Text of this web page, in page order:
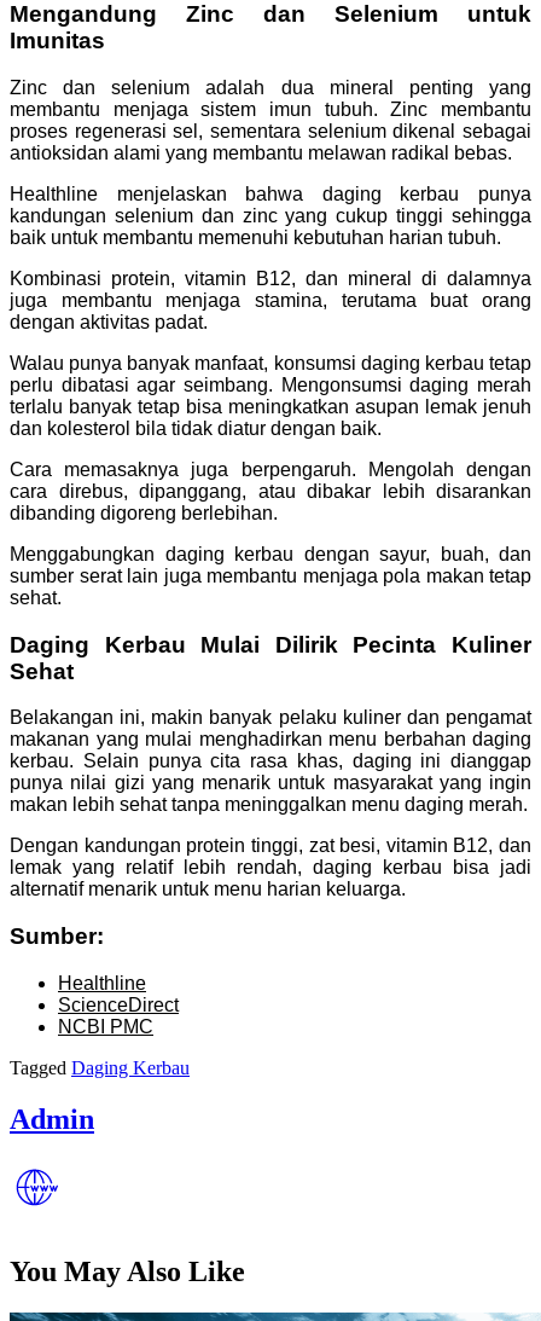
Mengandung Zinc dan Selenium untuk
Imunitas
Zinc dan selenium adalah dua mineral penting yang
membantu menjaga sistem imun tubuh. Zinc membantu
proses regenerasi sel, sementara selenium dikenal sebagai
antioksidan alami yang membantu melawan radikal bebas.
Healthline menjelaskan bahwa daging kerbau punya
kandungan selenium dan zinc yang cukup tinggi sehingga
baik untuk membantu memenuhi kebutuhan harian tubuh.
Kombinasi protein, vitamin B12, dan mineral di dalamnya
juga membantu menjaga stamina, terutama buat orang
dengan aktivitas padat.
Walau punya banyak manfaat, konsumsi daging kerbau tetap
perlu dibatasi agar seimbang. Mengonsumsi daging merah
terlalu banyak tetap bisa meningkatkan asupan lemak jenuh
dan kolesterol bila tidak diatur dengan baik.
Cara memasaknya juga berpengaruh. Mengolah dengan
cara direbus, dipanggang, atau dibakar lebih disarankan
dibanding digoreng berlebihan.
Menggabungkan daging kerbau dengan sayur, buah, dan
sumber serat lain juga membantu menjaga pola makan tetap
sehat.
Daging Kerbau Mulai Dilirik Pecinta Kuliner
Sehat
Belakangan ini, makin banyak pelaku kuliner dan pengamat
makanan yang mulai menghadirkan menu berbahan daging
kerbau. Selain punya cita rasa khas, daging ini dianggap
punya nilai gizi yang menarik untuk masyarakat yang ingin
makan lebih sehat tanpa meninggalkan menu daging merah.
Dengan kandungan protein tinggi, zat besi, vitamin B12, dan
lemak yang relatif lebih rendah, daging kerbau bisa jadi
alternatif menarik untuk menu harian keluarga.
Sumber:
Healthline
ScienceDirect
NCBI PMC
Tagged Daging Kerbau
Admin
You May Also Like